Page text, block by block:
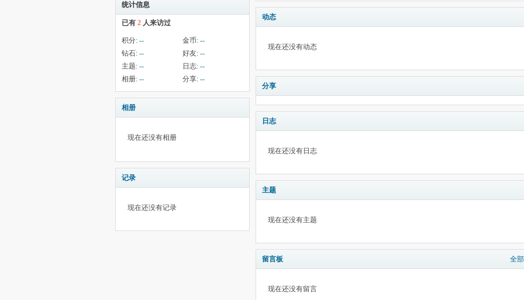
统计信息
已有 2 人来访过
积分: -- 金币: --
钻石: -- 好友: --
主题: -- 日志: --
相册: -- 分享: --
相册
现在还没有相册
记录
现在还没有记录
动态
现在还没有动态
分享
日志
现在还没有日志
主题
现在还没有主题
留言板 全部
现在还没有留言